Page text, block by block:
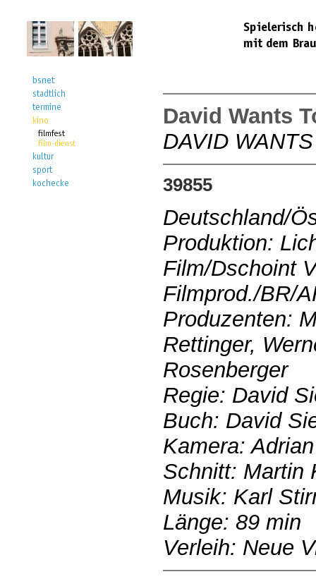
David Wants
DAVID
39855
Deutschland/
Produktion:
Film/Dschoint
Filmprod./BR/
Produzenten:
Rettinger,
Rosenberger
Regie: David
Buch: David
Kamera:
Schnitt: Martin
Musik: Karl
Länge: 89 min
Verleih: Neue